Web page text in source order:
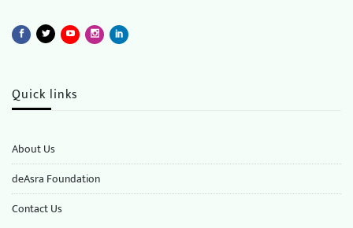
Quick links
About Us
deAsra Foundation
​​Contact Us